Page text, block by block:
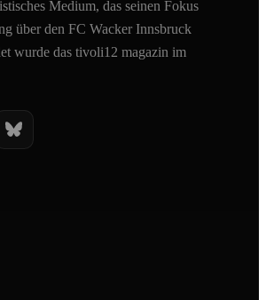
Medium, das seinen Fokus
über den FC Wacker Innsbruck
wurde das tivoli12 magazin im